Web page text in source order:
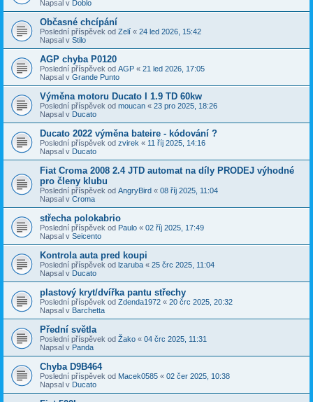
Napsal v Doblo
Občasné chcípání
Poslední příspěvek od Zelí « 24 led 2026, 15:42
Napsal v Stilo
AGP chyba P0120
Poslední příspěvek od AGP « 21 led 2026, 17:05
Napsal v Grande Punto
Výměna motoru Ducato I 1.9 TD 60kw
Poslední příspěvek od moucan « 23 pro 2025, 18:26
Napsal v Ducato
Ducato 2022 výměna bateire - kódování ?
Poslední příspěvek od zvirek « 11 říj 2025, 14:16
Napsal v Ducato
Fiat Croma 2008 2.4 JTD automat na díly PRODEJ výhodné
pro členy klubu
Poslední příspěvek od AngryBird « 08 říj 2025, 11:04
Napsal v Croma
střecha polokabrio
Poslední příspěvek od Paulo « 02 říj 2025, 17:49
Napsal v Seicento
Kontrola auta pred koupi
Poslední příspěvek od lzaruba « 25 črc 2025, 11:04
Napsal v Ducato
plastový kryt/dvířka pantu střechy
Poslední příspěvek od Zdenda1972 « 20 črc 2025, 20:32
Napsal v Barchetta
Přední světla
Poslední příspěvek od Žako « 04 črc 2025, 11:31
Napsal v Panda
Chyba D9B464
Poslední příspěvek od Macek0585 « 02 čer 2025, 10:38
Napsal v Ducato